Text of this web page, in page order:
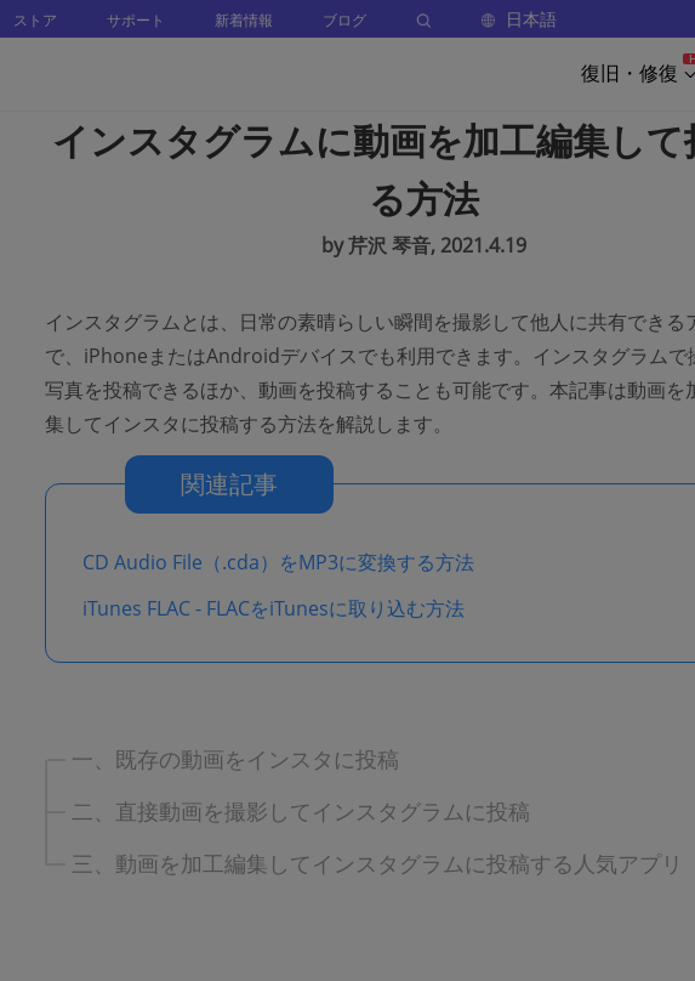
ストア サポート 新着情報 ブログ 日本語
復旧・修復
インスタグラムに動画を加工編集して
る方法
by 芹沢 琴音, 2021.4.19
インスタグラムとは、日常の素晴らしい瞬間を撮影して他人に共有できる
で、iPhoneまたはAndroidデバイスでも利用できます。インスタグラムで
写真を投稿できるほか、動画を投稿することも可能です。本記事は動画を
集してインスタに投稿する方法を解説します。
関連記事
CD Audio File（.cda）をMP3に変換する方法
iTunes FLAC - FLACをiTunesに取り込む方法
一、既存の動画をインスタに投稿
二、直接動画を撮影してインスタグラムに投稿
三、動画を加工編集してインスタグラムに投稿する人気アプリ